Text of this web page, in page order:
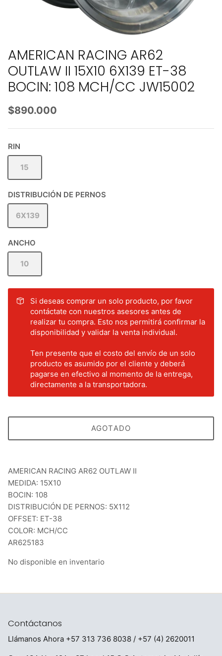
AMERICAN RACING AR62
OUTLAW II 15X10 6X139 ET-38
BOCIN: 108 MCH/CC JW15002
$890.000
RIN
15
DISTRIBUCIÓN DE PERNOS
6X139
ANCHO
10
Si deseas comprar un solo producto, por favor
contáctate con nuestros asesores antes de
realizar tu compra. Esto nos permitirá confirmar la
disponibilidad y validar la venta individual.
Ten presente que el costo del envío de un solo
producto es asumido por el cliente y deberá
pagarse en efectivo al momento de la entrega,
directamente a la transportadora.
AGOTADO
AMERICAN RACING AR62 OUTLAW II
MEDIDA: 15X10
BOCIN: 108
DISTRIBUCIÓN DE PERNOS: 5X112
OFFSET: ET-38
COLOR: MCH/CC
AR625183
No disponible en inventario
Contáctanos
Llámanos Ahora +57 313 736 8038 / +57 (4) 2620011